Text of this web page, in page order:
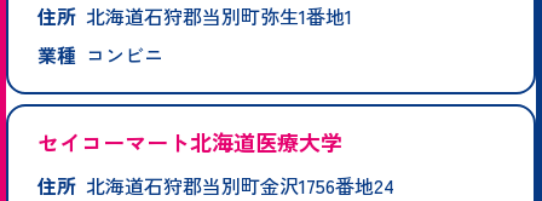
住所 北海道石狩郡当別町弥生1番地1
業種 コンビニ
セイコーマート北海道医療大学
住所 北海道石狩郡当別町金沢1756番地24